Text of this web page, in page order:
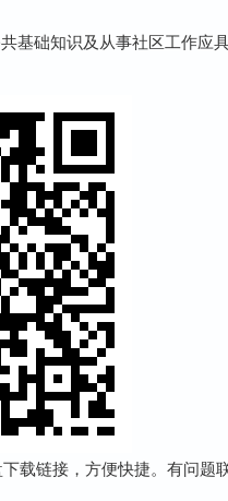
基础知识及从事社区工作应
载链接，方便快捷。有问题